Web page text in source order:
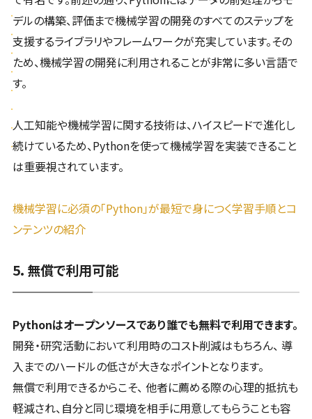
デルの構築、評価まで機械学習の開発のすべてのステップを
支援するライブラリやフレームワークが充実しています。その
ため、機械学習の開発に利用されることが非常に多い言語で
す。
人工知能や機械学習に関する技術は、ハイスピードで進化し
続けているため、Pythonを使って機械学習を実装できること
は重要視されています。
機械学習に必須の「Python」が最短で身につく学習手順とコ
ンテンツの紹介
5. 無償で利用可能
Pythonはオープンソースであり誰でも無料で利用できます。
開発・研究活動において利用時のコスト削減はもちろん、 導
入までのハードルの低さが大きなポイントとなります。
無償で利用できるからこそ、 他者に薦める際の心理的抵抗も
軽減され、自分と同じ環境を相手に用意してもらうことも容